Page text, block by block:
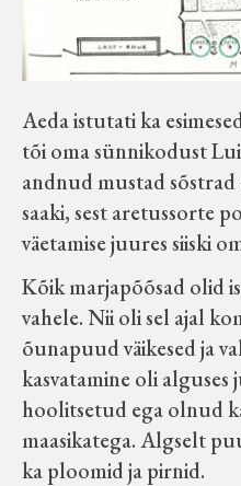
Aeda istutati ka
tõi oma sünnikodust
andnud mustad
saaki, sest aretussorte
väetamise juures siiski
Kõik marjapõõsad olid
vahele. Nii oli sel ajal
õunapuud väikesed ja
kasvatamine oli alguses
hoolitsetud ega olnud
maasikatega. Algselt
ka ploomid ja pirnid.